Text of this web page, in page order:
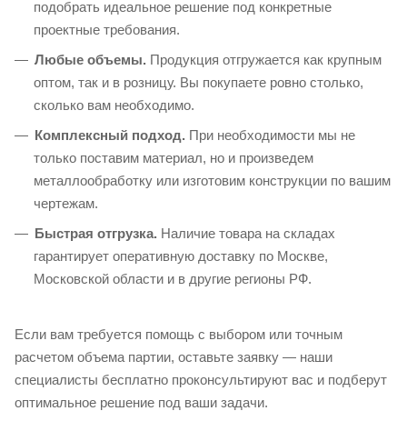
подобрать идеальное решение под конкретные
проектные требования.
Любые объемы. Продукция отгружается как крупным
оптом, так и в розницу. Вы покупаете ровно столько,
сколько вам необходимо.
Комплексный подход. При необходимости мы не
только поставим материал, но и произведем
металлообработку или изготовим конструкции по вашим
чертежам.
Быстрая отгрузка. Наличие товара на складах
гарантирует оперативную доставку по Москве,
Московской области и в другие регионы РФ.
Если вам требуется помощь с выбором или точным
расчетом объема партии, оставьте заявку — наши
специалисты бесплатно проконсультируют вас и подберут
оптимальное решение под ваши задачи.